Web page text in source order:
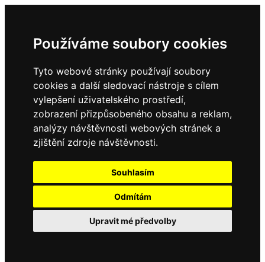
Používáme soubory cookies
Tyto webové stránky používají soubory
cookies a další sledovací nástroje s cílem
vylepšení uživatelského prostředí,
zobrazení přizpůsobeného obsahu a reklam,
analýzy návštěvnosti webových stránek a
zjištění zdroje návštěvnosti.
Souhlasím
Odmítám
Upravit mé předvolby